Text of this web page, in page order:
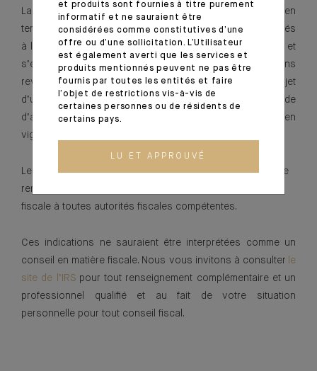
La clientèle et les contreparties qui ne fournissent pas en
temps utile les éléments nécessaires doivent être reportés
à l’administration fiscale américaine sous forme agrégée et
s’exposent à une retenue à la source de 30% sur certains
revenus de source américaine, de même qu’à faire l’objet
d’un échange d’informations étendu en cas de demande
d’assistance de la part de l’IRS fondée sur un traité en
vigueur.
Les reportings FATCA effectués par notre Etablissement ne
remplacent pas vos propres obligations de déclaration
fiscale à toutes autorités fiscales compétentes.
Ces indications ne sauraient être interprétées comme un
conseil en matière fiscale. Nous vous invitons à consulter le
site de l’IRS pour tout renseignement complémentaire et un
professionnel qualifié et au fait de votre situation
personnelle pour tout conseil fiscal.
et produits sont fournies à titre purement
informatif et ne sauraient être
considérées comme constitutives d’une
offre ou d’une sollicitation. L’Utilisateur
est également averti que les services et
produits mentionnés peuvent ne pas être
fournis par toutes les entités et faire
l’objet de restrictions vis-à-vis de
certaines personnes ou de résidents de
certains pays.
LU ET APPROUVÉ